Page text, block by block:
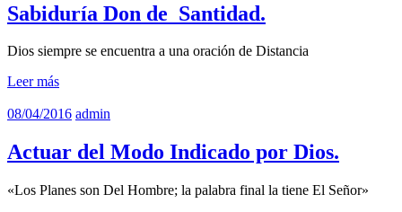
Sabiduría Don de Santidad.
Dios siempre se encuentra a una oración de Distancia
Leer más
08/04/2016 admin
Actuar del Modo Indicado por Dios.
«Los Planes son Del Hombre; la palabra final la tiene El Señor»